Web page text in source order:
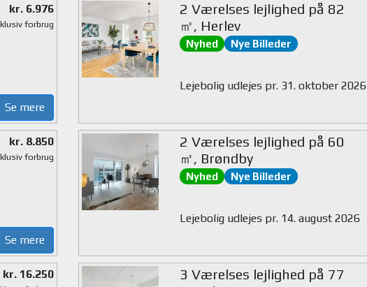
kr. 6.976
forbrug
Se mere
2 Værelses lejlighed på 82
㎡, Herlev
Nyhed Nye Billeder
Lejebolig udlejes pr. 31. oktober 2026
kr. 8.850
forbrug
Se mere
2 Værelses lejlighed på 60
㎡, Brøndby
Nyhed Nye Billeder
Lejebolig udlejes pr. 14. august 2026
kr. 16.250
3 Værelses lejlighed på 77